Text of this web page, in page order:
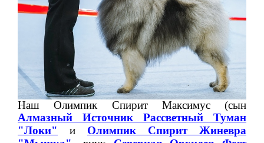
Наш Олимпик Спирит Максимус (сын
Алмазный Источник Рассветный Туман
"Локи" и Олимпик Спирит Жиневра